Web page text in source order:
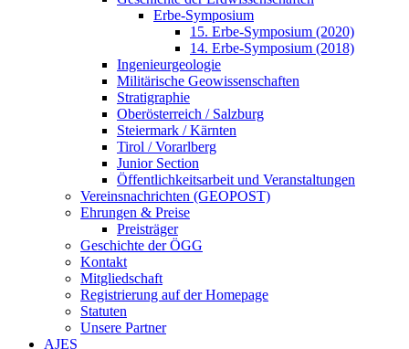
Erbe-Symposium
15. Erbe-Symposium (2020)
14. Erbe-Symposium (2018)
Ingenieurgeologie
Militärische Geowissenschaften
Stratigraphie
Oberösterreich / Salzburg
Steiermark / Kärnten
Tirol / Vorarlberg
Junior Section
Öffentlichkeitsarbeit und Veranstaltungen
Vereinsnachrichten (GEOPOST)
Ehrungen & Preise
Preisträger
Geschichte der ÖGG
Kontakt
Mitgliedschaft
Registrierung auf der Homepage
Statuten
Unsere Partner
AJES